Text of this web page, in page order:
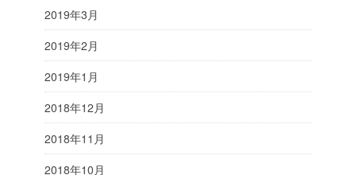
2019年3月
2019年2月
2019年1月
2018年12月
2018年11月
2018年10月